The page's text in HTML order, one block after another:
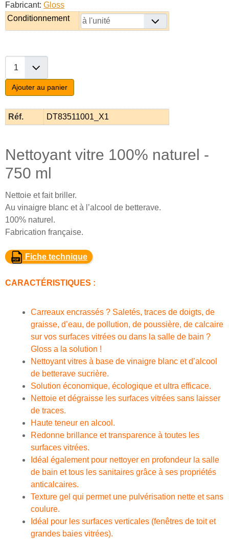
Fabricant: Gloss
Conditionnement
Ajouter au panier
Réf. DT83511001_X1
Nettoyant vitre 100% naturel -
750 ml
Nettoie et fait briller.
Au vinaigre blanc et à l’alcool de betterave.
100% naturel.
Fabrication française.
Fiche technique
CARACTÉRISTIQUES :
Carreaux encrassés ? Saletés, traces de doigts, de
graisse, d’eau, de pollution, de poussière, de calcaire
sur vos surfaces vitrées ou dans la salle de bain ?
Gloss a la solution !
Nettoyant vitres à base de vinaigre blanc et d’alcool
de betterave sucrière.
Solution économique, écologique et ultra efficace.
Nettoie et dégraisse les surfaces vitrées sans laisser
de traces.
Haute teneur en alcool.
Redonne brillance et transparence à toutes les
surfaces vitrées.
Idéal également pour nettoyer en profondeur la salle
de bain et tous les sanitaires grâce à ses propriétés
anticalcaires.
Texture gel qui permet une pulvérisation nette et sans
coulure.
Idéal pour les surfaces verticales (fenêtres de toit et
grandes baies vitrées).